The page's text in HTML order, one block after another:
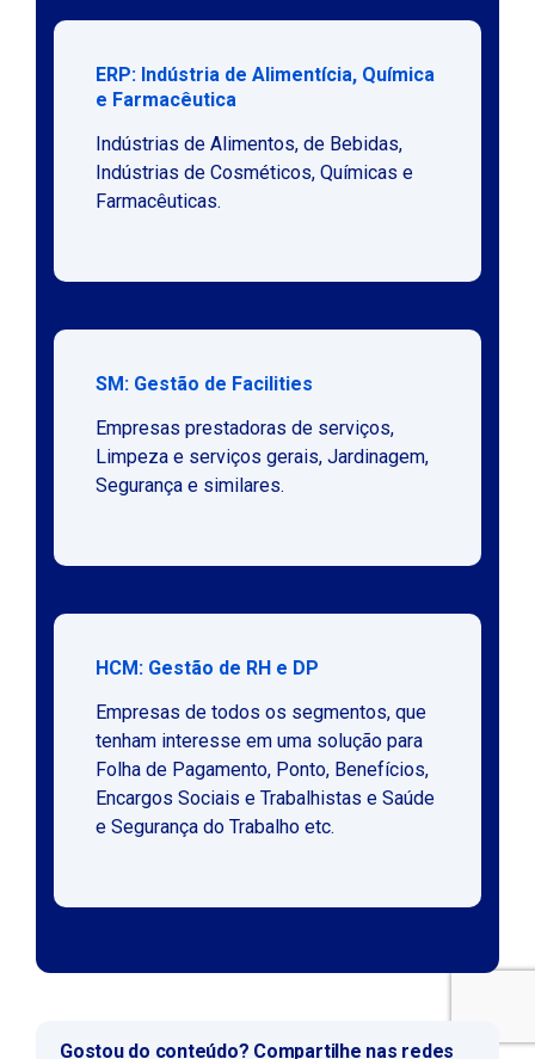
ERP: Indústria de Alimentícia, Química
e Farmacêutica
Indústrias de Alimentos, de Bebidas,
Indústrias de Cosméticos, Químicas e
Farmacêuticas.
SM: Gestão de Facilities
Empresas prestadoras de serviços,
Limpeza e serviços gerais, Jardinagem,
Segurança e similares.
HCM: Gestão de RH e DP
Empresas de todos os segmentos, que
tenham interesse em uma solução para
Folha de Pagamento, Ponto, Benefícios,
Encargos Sociais e Trabalhistas e Saúde
e Segurança do Trabalho etc.
Gostou do conteúdo? Compartilhe nas redes